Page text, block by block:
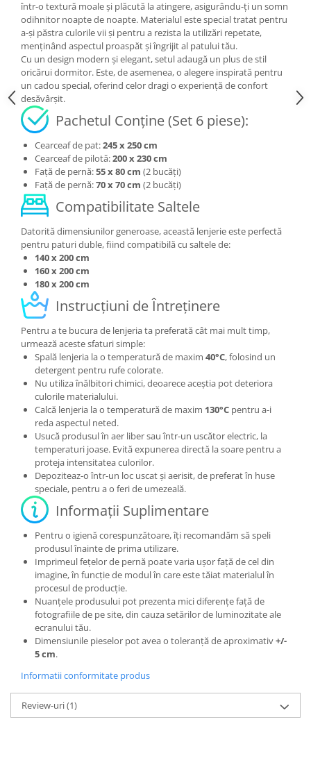
într-o textură moale și plăcută la atingere, asigurându-ți un somn
odihnitor noapte de noapte. Materialul este special tratat pentru
a-și păstra culorile vii și pentru a rezista la utilizări repetate,
menținând aspectul proaspăt și îngrijit al patului tău.
Cu un design modern și elegant, setul adaugă un plus de stil
oricărui dormitor. Este, de asemenea, o alegere inspirată pentru
un cadou special, oferind celor dragi o experiență de confort
desăvârșit.
Pachetul Conține (Set 6 piese):
Cearceaf de pat:245 x 250 cm
Cearceaf de pilotă:200 x 230 cm
Față de pernă:55 x 80 cm (2 bucăți)
Față de pernă:70 x 70 cm (2 bucăți)
Compatibilitate Saltele
Datorită dimensiunilor generoase, această lenjerie este perfectă
pentru paturi duble, fiind compatibilă cu saltele de:
140 x 200 cm
160 x 200 cm
180 x 200 cm
Instrucțiuni de Întreținere
Pentru a te bucura de lenjeria ta preferată cât mai mult timp,
urmează aceste sfaturi simple:
Spală lenjeria la o temperatură de maxim 40°C, folosind un
detergent pentru rufe colorate.
Nu utiliza înălbitori chimici, deoarece aceștia pot deteriora
culorile materialului.
Calcă lenjeria la o temperatură de maxim 130°C pentru a-i
reda aspectul neted.
Usucă produsul în aer liber sau într-un uscător electric, la
temperaturi joase. Evită expunerea directă la soare pentru a
proteja intensitatea culorilor.
Depoziteaz-o într-un loc uscat și aerisit, de preferat în huse
speciale, pentru a o feri de umezeală.
Informații Suplimentare
Pentru o igienă corespunzătoare, îți recomandăm să speli
produsul înainte de prima utilizare.
Imprimeul fețelor de pernă poate varia ușor față de cel din
imagine, în funcție de modul în care este tăiat materialul în
procesul de producție.
Nuanțele produsului pot prezenta mici diferențe față de
fotografiile de pe site, din cauza setărilor de luminozitate ale
ecranului tău.
Dimensiunile pieselor pot avea o toleranță de aproximativ+/-
5 cm.
Informatii conformitate produs
Review-uri(1)